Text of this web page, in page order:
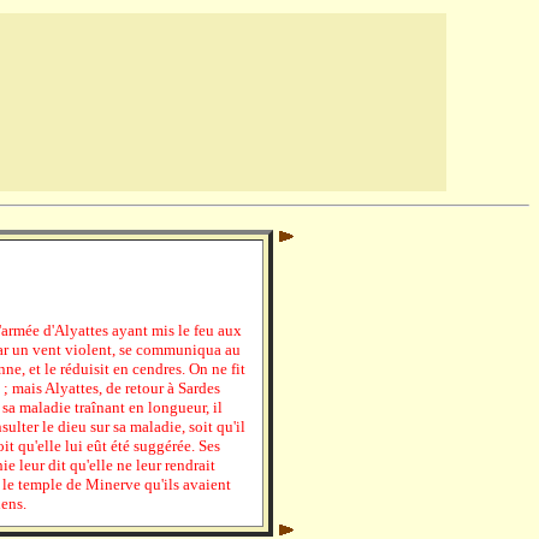
d'Alyattes ayant mis le feu aux
un vent violent, se communiqua au
et le réduisit en cendres. On ne fit
Alyattes, de retour à Sardes
maladie traînant en longueur, il
le dieu sur sa maladie, soit qu'il
qu'elle lui eût été suggérée. Ses
leur dit qu'elle ne leur rendrait
temple de Minerve qu'ils avaient